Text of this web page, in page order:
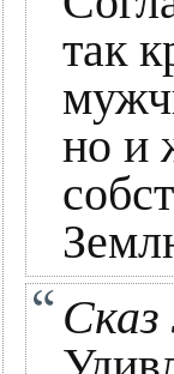
так
но и
Сказ